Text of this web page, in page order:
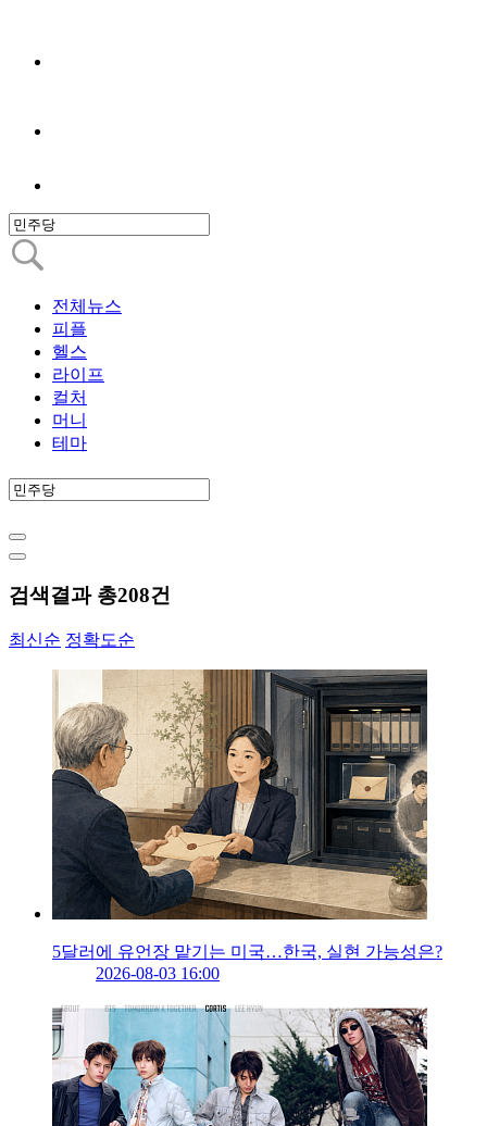
전체뉴스
피플
헬스
라이프
컬처
머니
테마
검색결과 총208건
최신순 정확도순
5달러에 유언장 맡기는 미국…한국, 실현 가능성은?
2026-08-03 16:00